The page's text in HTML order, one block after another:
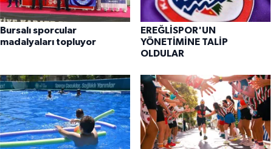
Bursalı sporcular
madalyaları topluyor
EREĞLİSPOR'UN
YÖNETİMİNE TALİP
OLDULAR